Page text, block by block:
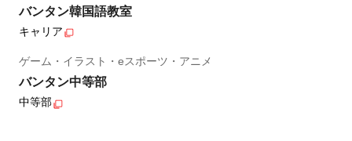
バンタン韓国語教室
キャリア
ゲーム・イラスト・eスポーツ・アニメ
バンタン中等部
中等部